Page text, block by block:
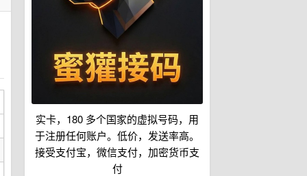
实卡，180 多个国家的虚拟号码，用
于注册任何账户。低价，发送率高。
接受支付宝，微信支付，加密货币支
付